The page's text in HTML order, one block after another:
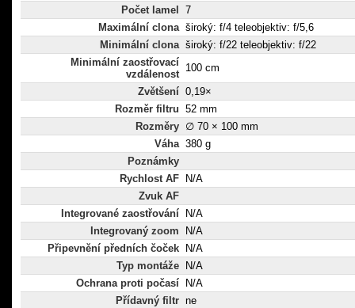
Počet lamel
7
Maximální clona široký: f/4 teleobjektiv: f/5,6
Minimální clona široký: f/22 teleobjektiv: f/22
Minimální zaostřovací
vzdálenost
100 cm
Zvětšení 0,19×
Rozměr filtru 52 mm
Rozměry ∅ 70 × 100 mm
Váha 380 g
Poznámky
Rychlost AF
N/A
Zvuk AF
Integrované zaostřování
N/A
Integrovaný zoom
N/A
Připevnění předních čoček
N/A
Typ montáže
N/A
Ochrana proti počasí
N/A
Přídavný filtr ne